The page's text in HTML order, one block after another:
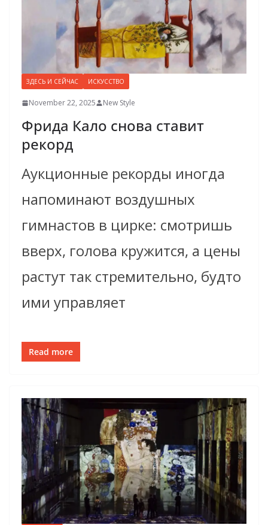
ЗДЕСЬ И СЕЙЧАС ИСКУССТВО
November 22, 2025 New Style
Фрида Кало снова ставит
рекорд
Аукционные рекорды иногда
напоминают воздушных
гимнастов в цирке: смотришь
вверх, голова кружится, а цены
растут так стремительно, будто
ими управляет
Read more